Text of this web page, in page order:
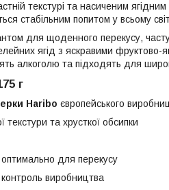
текстурі та насиченим ягідним
стабільним попитом у всьому
для щоденного перекусу,
ягід з яскравими
алкоголю та підходять для
г
Haribo європейського
та хрусткої обсипки
для перекусу
контроль виробництва